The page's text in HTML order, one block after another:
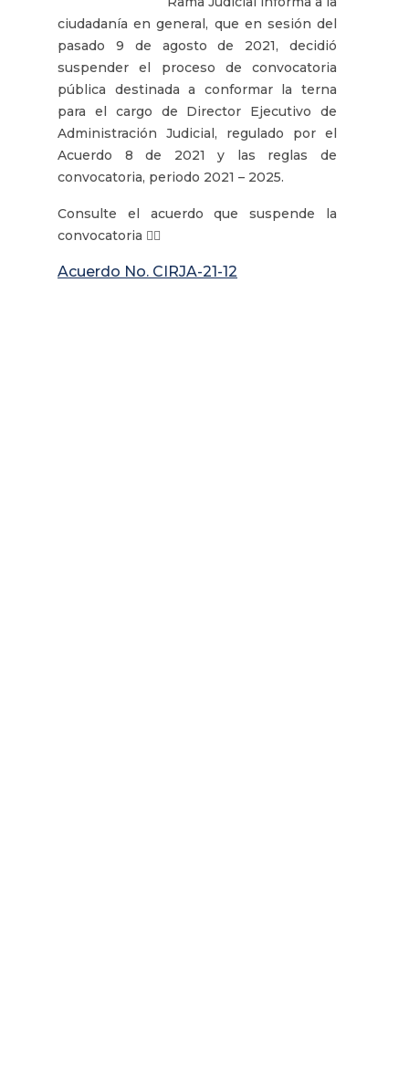
ciudadanía en general, que en sesión del
pasado 9 de agosto de 2021, decidió
suspender el proceso de convocatoria
pública destinada a conformar la terna
para el cargo de Director Ejecutivo de
Administración Judicial, regulado por el
Acuerdo 8 de 2021 y las reglas de
convocatoria, periodo 2021 – 2025.
Consulte el acuerdo que suspende la
convocatoria 👇🏽
Acuerdo No. CIRJA-21-12